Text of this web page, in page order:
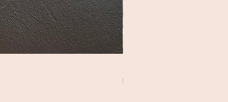
Price
DKK 45.00